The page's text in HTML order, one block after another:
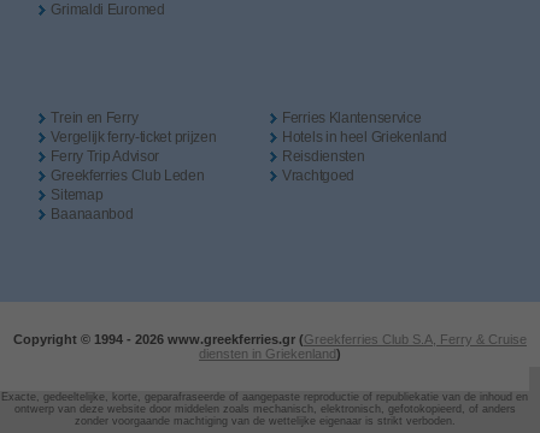
Grimaldi Euromed
Trein en Ferry
Vergelijk ferry-ticket prijzen
Ferry Trip Advisor
Greekferries Club Leden
Sitemap
Baanaanbod
Ferries Klantenservice
Hotels in heel Griekenland
Reisdiensten
Vrachtgoed
Copyright © 1994 - 2026 www.greekferries.gr (Greekferries Club S.A, Ferry & Cruise
diensten in Griekenland)
Exacte, gedeeltelijke, korte, geparafraseerde of aangepaste reproductie of republiekatie van de inhoud en
ontwerp van deze website door middelen zoals mechanisch, elektronisch, gefotokopieerd, of anders
zonder voorgaande machtiging van de wettelijke eigenaar is strikt verboden.